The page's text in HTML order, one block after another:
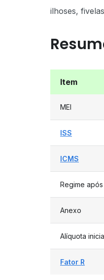
ilhoses,
Item
MEI
ISS
ICMS
Regime
Anexo
Alíquota
Fator R